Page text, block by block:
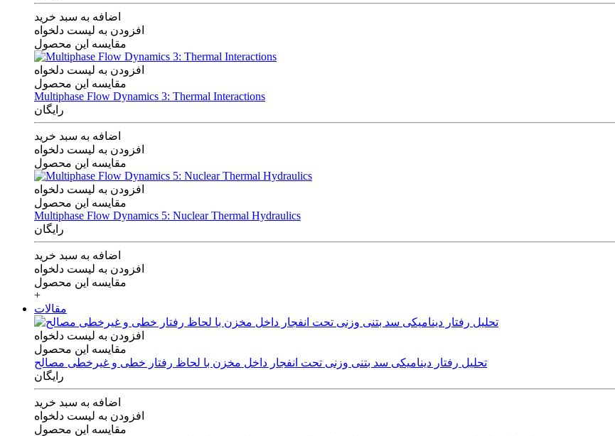
اضافه به سبد خرید
افزودن به لیست دلخواه
مقایسه این محصول
افزودن به لیست دلخواه
مقایسه این محصول
Multiphase Flow Dynamics 3: Thermal Interactions
رایگان
اضافه به سبد خرید
افزودن به لیست دلخواه
مقایسه این محصول
افزودن به لیست دلخواه
مقایسه این محصول
Multiphase Flow Dynamics 5: Nuclear Thermal Hydraulics
رایگان
اضافه به سبد خرید
افزودن به لیست دلخواه
مقایسه این محصول
+
مقالات
افزودن به لیست دلخواه
مقایسه این محصول
تحلیل رفتار دینامیکی سد بتنی وزنی تحت انفجار داخل مخزن با لحاظ رفتار خطی و غیرخطی مصالح
رایگان
اضافه به سبد خرید
افزودن به لیست دلخواه
مقایسه این محصول